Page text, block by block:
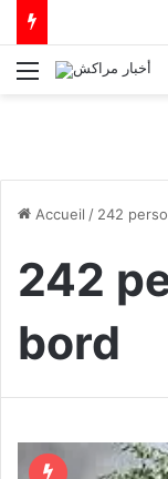
Menu
Accueil / 242
242
bord